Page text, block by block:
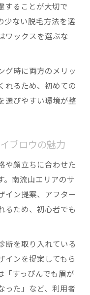
することが大切で
少ない脱毛方法を選
ワックスを選ぶな
グ時に両方のメリッ
れるため、初めての
選びやすい環境が整
ブロウの魅力
や顔立ちに合わせた
。南流山エリアのサ
イン提案、アフター
るため、初心者でも
断を取り入れている
インを提案してもら
「すっぴんでも眉が
った」など、利用者